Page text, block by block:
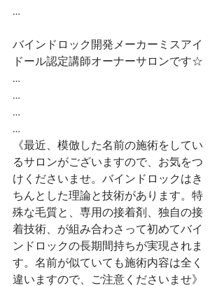
…
バインドロック開発メーカーミスアイ
ドール認定講師オーナーサロンです☆
…
…
…
…
《最近、模倣した名前の施術をしてい
るサロンがございますので、お気をつ
けくださいませ。バインドロックはき
ちんとした理論と技術があります。特
殊な毛質と、専用の接着剤、独自の接
着技術、が組み合わさって初めてバイ
ンドロックの長期間持ちが実現されま
す。名前が似ていても施術内容は全く
違いますので、ご注意くださいませ》